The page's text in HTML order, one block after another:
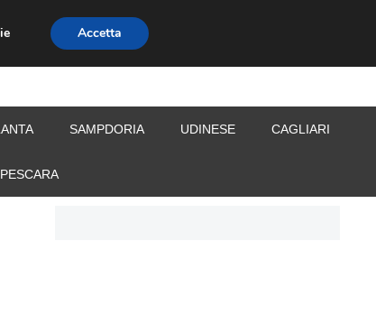
CALCIOMERCATO
SAMPDORIA UDINESE CAGLIARI
PESCARA
Accetta